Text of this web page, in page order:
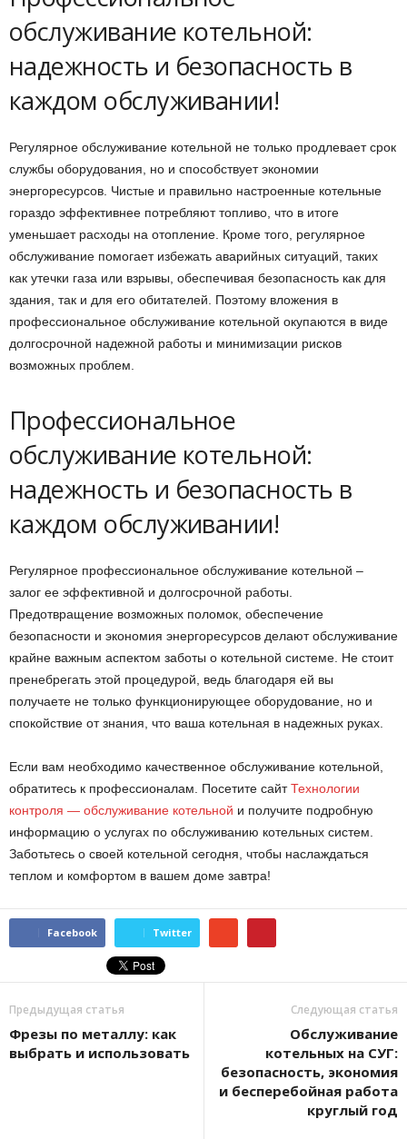
обслуживание котельной:
надежность и безопасность в
каждом обслуживании!
Регулярное обслуживание котельной не только продлевает срок
службы оборудования, но и способствует экономии
энергоресурсов. Чистые и правильно настроенные котельные
гораздо эффективнее потребляют топливо, что в итоге
уменьшает расходы на отопление. Кроме того, регулярное
обслуживание помогает избежать аварийных ситуаций, таких
как утечки газа или взрывы, обеспечивая безопасность как для
здания, так и для его обитателей. Поэтому вложения в
профессиональное обслуживание котельной окупаются в виде
долгосрочной надежной работы и минимизации рисков
возможных проблем.
Профессиональное
обслуживание котельной:
надежность и безопасность в
каждом обслуживании!
Регулярное профессиональное обслуживание котельной –
залог ее эффективной и долгосрочной работы.
Предотвращение возможных поломок, обеспечение
безопасности и экономия энергоресурсов делают обслуживание
крайне важным аспектом заботы о котельной системе. Не стоит
пренебрегать этой процедурой, ведь благодаря ей вы
получаете не только функционирующее оборудование, но и
спокойствие от знания, что ваша котельная в надежных руках.
Если вам необходимо качественное обслуживание котельной,
обратитесь к профессионалам. Посетите сайтТехнологии
контроля — обслуживание котельной и получите подробную
информацию о услугах по обслуживанию котельных систем.
Заботьтесь о своей котельной сегодня, чтобы наслаждаться
теплом и комфортом в вашем доме завтра!
Facebook Twitter
Предыдущая статья
Фрезы по металлу: как
выбрать и использовать
Следующая статья
Обслуживание
котельных на СУГ:
безопасность, экономия
и бесперебойная работа
круглый год